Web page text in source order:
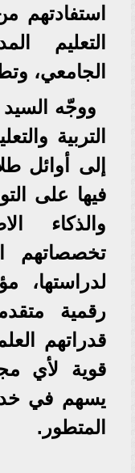
استفادتهم
التعليم
الجامعي،
ووجّه
التربية
إلى أوائل
فيها على
والذكاء
تخصصاتهم
لدراستها،
رقمية
قدراتهم
قوية لأي
يسهم في
المتطور.